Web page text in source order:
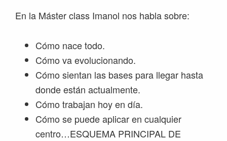
En la Máster class Imanol nos habla sobre:
Cómo nace todo.
Cómo va evolucionando.
Cómo sientan las bases para llegar hasta
donde están actualmente.
Cómo trabajan hoy en día.
Cómo se puede aplicar en cualquier
centro…ESQUEMA PRINCIPAL DE